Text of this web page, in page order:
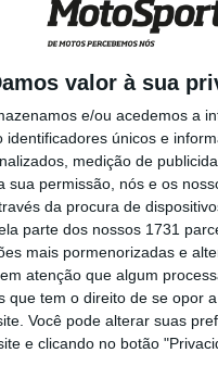
valor à sua
e/ou acedemos a
únicos e
medição de
sua permissão, nós e os
da procura de
parte dos nossos 1731
mais pormenorizadas e
atenção que algum
que tem o direito de se opor
Você pode alterar suas
e clicando no botão
Europe.”
MotoGP: Álex
pressa sobre
várias
mesa’
6 AGOSTO, 2026
Com a saída de